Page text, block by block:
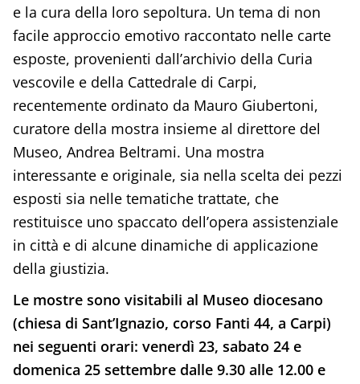
e la cura della loro sepoltura. Un tema di non
facile approccio emotivo raccontato nelle carte
esposte, provenienti dall’archivio della Curia
vescovile e della Cattedrale di Carpi,
recentemente ordinato da Mauro Giubertoni,
curatore della mostra insieme al direttore del
Museo, Andrea Beltrami. Una mostra
interessante e originale, sia nella scelta dei pezzi
esposti sia nelle tematiche trattate, che
restituisce uno spaccato dell’opera assistenziale
in città e di alcune dinamiche di applicazione
della giustizia.
Le mostre sono visitabili al Museo diocesano
(chiesa di Sant’Ignazio, corso Fanti 44, a Carpi)
nei seguenti orari: venerdì 23, sabato 24 e
domenica 25 settembre dalle 9.30 alle 12.00 e